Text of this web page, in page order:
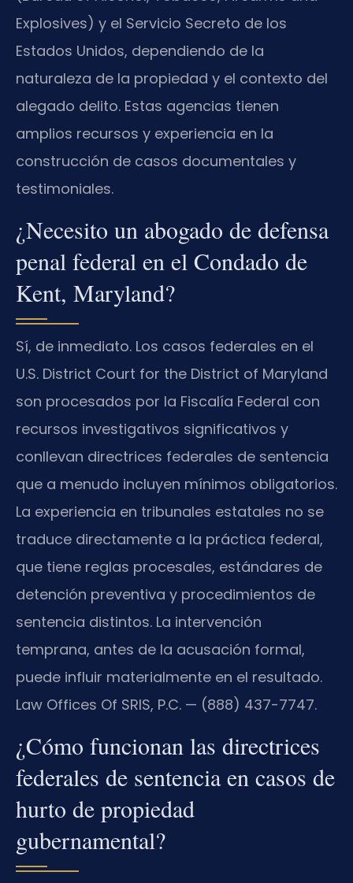
Explosives) y el Servicio Secreto de los
Estados Unidos, dependiendo de la
naturaleza de la propiedad y el contexto del
alegado delito. Estas agencias tienen
amplios recursos y experiencia en la
construcción de casos documentales y
testimoniales.
¿Necesito un abogado de defensa
penal federal en el Condado de
Kent, Maryland?
Sí, de inmediato. Los casos federales en el
U.S. District Court for the District of Maryland
son procesados por la Fiscalía Federal con
recursos investigativos significativos y
conllevan directrices federales de sentencia
que a menudo incluyen mínimos obligatorios.
La experiencia en tribunales estatales no se
traduce directamente a la práctica federal,
que tiene reglas procesales, estándares de
detención preventiva y procedimientos de
sentencia distintos. La intervención
temprana, antes de la acusación formal,
puede influir materialmente en el resultado.
Law Offices Of SRIS, P.C. — (888) 437-7747.
¿Cómo funcionan las directrices
federales de sentencia en casos de
hurto de propiedad
gubernamental?